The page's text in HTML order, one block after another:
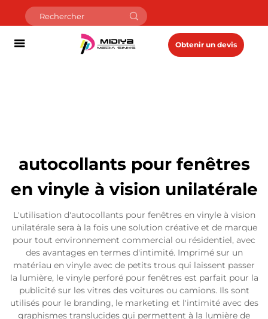
Obtenir un devis
autocollants pour fenêtres
en vinyle à vision unilatérale
L'utilisation d'autocollants pour fenêtres en vinyle à vision
unilatérale sera à la fois une solution créative et de marque
pour tout environnement commercial ou résidentiel, avec
des avantages en termes d'intimité. Imprimé sur un
matériau en vinyle avec de petits trous qui laissent passer
la lumière, le vinyle perforé pour fenêtres est parfait pour la
publicité sur les vitres des voitures ou camions. Ils sont
utilisés pour le branding, le marketing et l'intimité avec des
graphismes translucides qui permettent à la lumière de